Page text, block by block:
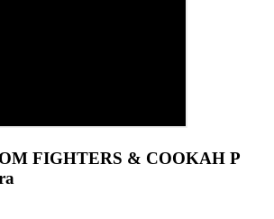
FIGHTERS & COOKAH P